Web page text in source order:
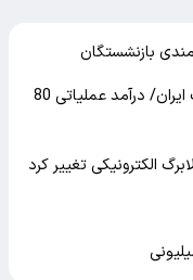
بازنشستگان
تغییر مثبت در عملکرد مالی بانک صادرات ایران/ درآمد عملیاتی 80
الکترونیکی تغییر کرد